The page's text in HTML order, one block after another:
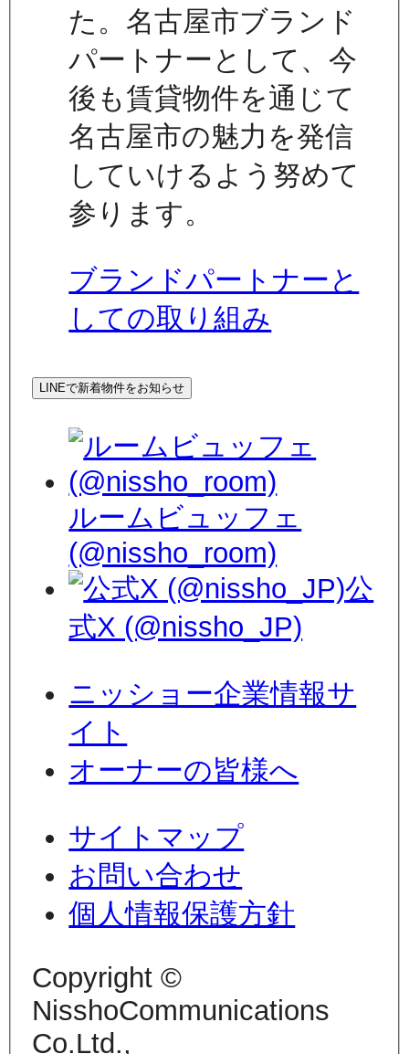
た。名古屋市ブランド
パートナーとして、今
後も賃貸物件を通じて
名古屋市の魅力を発信
していけるよう努めて
参ります。
ブランドパートナーと
しての取り組み
LINEで新着物件をお知らせ
ルームビュッフェ
(@nissho_room)
公
式X (@nissho_JP)
ニッショー企業情報サ
イト
オーナーの皆様へ
サイトマップ
お問い合わせ
個人情報保護方針
Copyright ©
NisshoCommunications
Co.Ltd.,